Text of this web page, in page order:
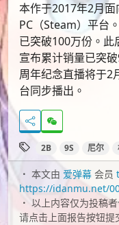
本作于2017年2月
PC（Steam）平台
已突破100万份。
宣布累计销量已突
周年纪念直播将于
台同步播出。
2B 9S 尼尔
本文由 爱弹幕 会员
https://idanmu.net/
以上内容仅为投稿
请点击上面报告按钮提